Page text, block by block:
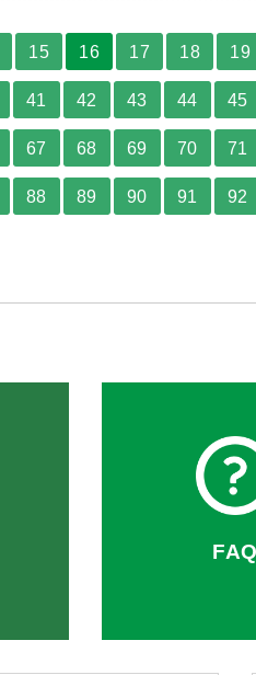
15 16 17 18 19
41 42 43 44 45
67 68 69 70 71
88 89 90 91 92